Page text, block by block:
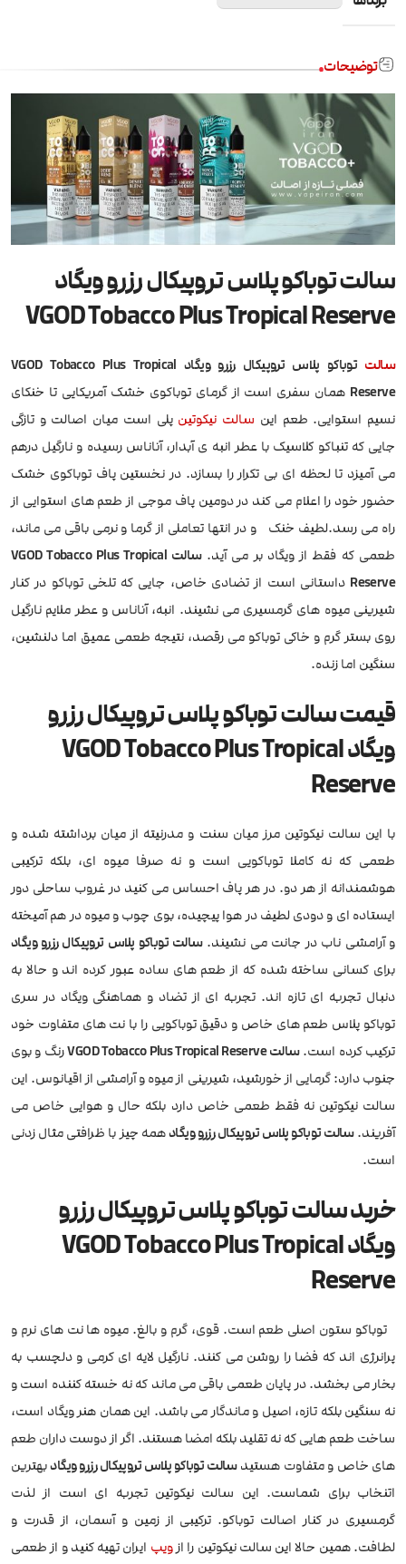
توضیحات
سالت توباکو پلاس تروپیکال رزرو ویگاد
VGOD Tobacco Plus Tropical Reserve
سالت
توباکو پلاس تروپیکال رزرو ویگاد VGOD Tobacco Plus Tropical
Reserve همان سفری است از گرمای توباکوی خشک آمریکایی تا خنکای
نسیم استوایی. طعم این سالت نیکوتین پلی است میان اصالت و تازگی
جایی که تنباکو کلاسیک با عطر انبه ی آبدار، آناناس رسیده و نارگیل درهم
می آمیزد تا لحظه ای بی تکرار را بسازد. در نخستین پاف توباکوی خشک
حضور خود را اعلام می کند در دومین پاف موجی از طعم های استوایی از
راه می رسد.لطیف خنک و در انتها تعاملی از گرما و نرمی باقی می ماند،
طعمی که فقط از ویگاد بر می آید.
سالت VGOD Tobacco Plus Tropical
Reserve داستانی است از تضادی خاص، جایی که تلخی توباکو در کنار
شیرینی میوه های گرمسیری می نشیند. انبه، آناناس و عطر ملایم نارگیل
روی بستر گرم و خاکی توباکو می رقصد، نتیجه طعمی عمیق اما دلنشین،
سنگین اما زنده.
قیمت سالت توباکو پلاس تروپیکال رزرو
ویگاد VGOD Tobacco Plus Tropical
Reserve
با این سالت نیکوتین مرز میان سنت و مدرنیته از میان برداشته شده و
طعمی که نه کاملا توباکویی است و نه صرفا میوه ای، بلکه ترکیبی
هوشمندانه از هر دو. در هر پاف احساس می کنید در غروب ساحلی دور
ایستاده ای و دودی لطیف در هوا پیچیده، بوی چوب و میوه در هم آمیخته
و آرامشی ناب در جانت می نشیند.سالت توباکو پلاس تروپیکال رزرو ویگاد
برای کسانی ساخته شده که از طعم های ساده عبور کرده اند و حالا به
دنبال تجربه ای تازه اند. تجربه ای از تضاد و هماهنگی ویگاد در سری
توباکو پلاس طعم های خاص و دقیق توباکویی را با نت های متفاوت خود
ترکیب کرده است.سالت VGOD Tobacco Plus Tropical Reserve
رنگ و بوی
جنوب دارد: گرمایی از خورشید، شیرینی از میوه و آرامشی از اقیانوس. این
سالت نیکوتین نه فقط طعمی خاص دارد بلکه حال و هوایی خاص می
آفریند.سالت توباکو پلاس تروپیکال رزرو ویگادهمه چیز با ظرافتی مثال زدنی
است.
خرید سالت توباکو پلاس تروپیکال رزرو
ویگاد VGOD Tobacco Plus Tropical
Reserve
توباکو ستون اصلی طعم است. قوی، گرم و بالغ. میوه ها نت های نرم و
پرانرژی اند که فضا را روشن می کنند. نارگیل لایه ای کرمی و دلچسب به
بخار می بخشد. در پایان طعمی باقی می ماند که نه خسته کننده است و
نه سنگین بلکه تازه، اصیل و ماندگار می باشد. این همان هنر ویگاد است،
ساخت طعم هایی که نه تقلید بلکه امضا هستند. اگر از دوست داران طعم
های خاص و متفاوت هستیدسالت توباکو پلاس تروپیکال رزرو ویگادبهترین
اتنخاب برای شماست. این سالت نیکوتین تجربه ای است از لذت
گرمسیری در کنار اصالت توباکو. ترکیبی از زمین و آسمان، از قدرت و
لطافت. همین حالا این سالت نیکوتین را ازویپ ایران تهیه کنید و از طعمی